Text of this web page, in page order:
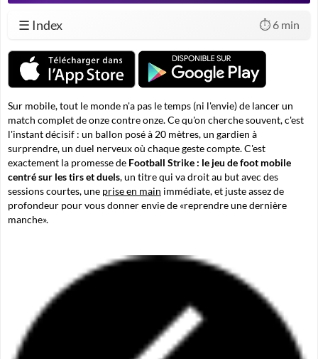
☰ Index ⏱️ 6 min
Sur mobile, tout le monde n'a pas le temps (ni l'envie) de lancer un
match complet de onze contre onze. Ce qu'on cherche souvent, c'est
l'instant décisif : un ballon posé à 20 mètres, un gardien à
surprendre, un duel nerveux où chaque geste compte. C'est
exactement la promesse de Football Strike : le jeu de foot mobile
centré sur les tirs et duels, un titre qui va droit au but avec des
sessions courtes, une prise en main immédiate, et juste assez de
profondeur pour vous donner envie de «reprendre une dernière
manche».